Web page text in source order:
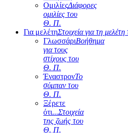
ΟμιλίεςΔιάφορες
ομιλίες του
Θ. Π.
Για μελέτηΣτοιχεία για τη
ΓλωσσάριΒοήθημα
για τους
στίχους του
Θ. Π.
ΈναστρονΤο
σύμπαν του
Θ. Π.
Ξέρετε
ότι...Στοιχεία
της ζωής του
Θ. Π.